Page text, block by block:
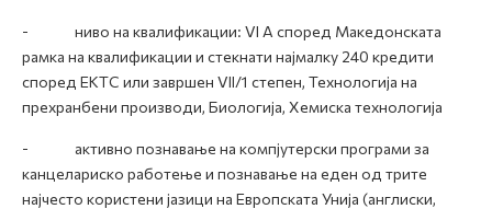
- ниво на квалификации: VI А според Македонската
рамка на квалификации и стекнати најмалку 240 кредити
според ЕКТС или завршен VII/1 степен, Технологија на
прехранбени производи, Биологија, Хемиска технологија
- активно познавање на компјутерски програми за
канцелариско работење и познавање на еден од трите
најчесто користени јазици на Европската Унија (англиски,